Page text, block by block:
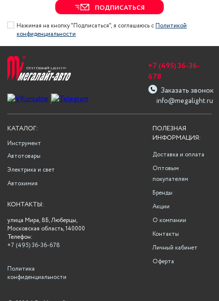
ПОДПИСАТЬСЯ
Нажимая на кнопку "Подписаться", я соглашаюсь сПолитикой
конфиденциальности
info@megalight.ru
+7 (495) 36-36-
678
Заказать звонок
ПОЛЕЗНАЯ
ИНФОРМАЦИЯ:
Доставка и оплата
Оптовым
покупателям
Бренды
Акции
О компании
Контакты
Личный кабинет
Оферта
КАТАЛОГ:
Инструмент
Автотовары
Электрика и свет
Автохимия
КОНТАКТЫ:
улица Мира, 8Б, Люберцы,
Московская область, 140000
Телефон:
+7 (495) 36-36-678
Политика
конфиденциальности